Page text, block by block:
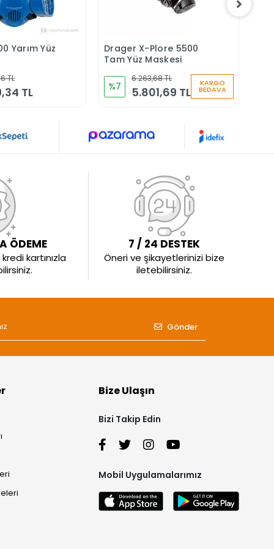
Ekle
Yarım Yüz
TL
TL
Sepete Ekle
Drager X-Plore 5500
Tam Yüz Maskesi
%7
6.263,68 TL
5.801,69 TL
KARGO
BEDAVA
ÖDEME
kartınızla
7 / 24 DESTEK
Öneri ve şikayetlerinizi bize
iletebilirsiniz.
Gönder
Bize Ulaşın
Bizi Takip Edin
Mobil Uygulamalarımız